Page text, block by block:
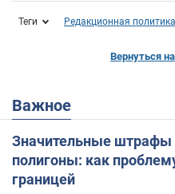
Теги Редакционная политика
Вернуться
Важное
Значительные штрафы
полигоны: как
границей